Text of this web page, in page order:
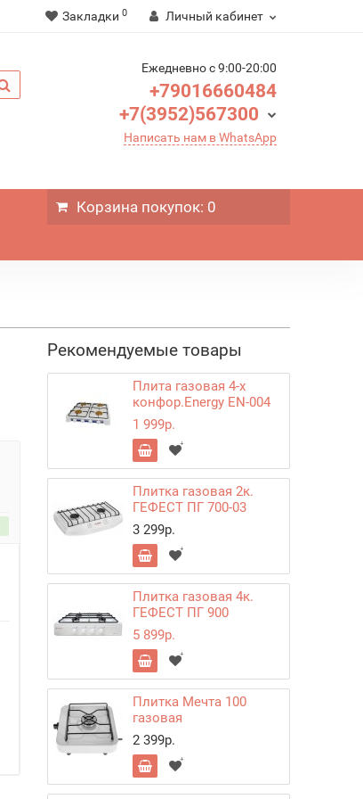
Закладки 0 Личный кабинет
Ежедневно c 9:00-20:00
+79016660484
+7(3952)567300
Написать нам в WhatsApp
Корзина покупок: 0
Рекомендуемые товары
Плита газовая 4-х
конфор.Energy EN-004
1 999р.
Плитка газовая 2к.
ГЕФЕСТ ПГ 700-03
3 299р.
Плитка газовая 4к.
ГЕФЕСТ ПГ 900
5 899р.
Плитка Мечта 100
газовая
2 399р.